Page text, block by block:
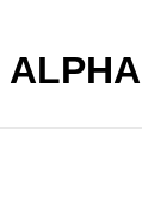
ALPHA